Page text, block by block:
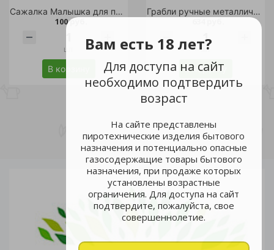
Вам есть 18 лет?
Для доступа на сайт
необходимо подтвердить
возраст
На сайте представлены
пиротехнические изделия бытового
назначения и потенциально опасные
газосодержащие товары бытового
назначения, при продаже которых
установлены возрастные
ограничения. Для доступа на сайт
подтвердите, пожалуйста, свое
совершеннолетие.
Сажалка Малышка для посева семян /100
100 руб.
шт
В корзину
Грабли ручные металлические Protex 37*12см
шт
В корзину